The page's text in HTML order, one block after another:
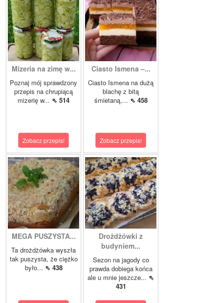
Mizeria na zimę w...
Poznaj mój sprawdzony
przepis na chrupiącą
mizerię w... ⇖ 514
Zobacz przepis!
Ciasto Ismena –...
Ciasto Ismena na dużą
blachę z bitą
śmietaną,... ⇖ 458
Zobacz przepis!
MEGA PUSZYSTA...
Ta drożdżówka wyszła
tak puszysta, że ciężko
było... ⇖ 438
Drożdżówki z
budyniem...
Sezon na jagody co
prawda dobiega końca
ale u mnie jeszcze... ⇖
431